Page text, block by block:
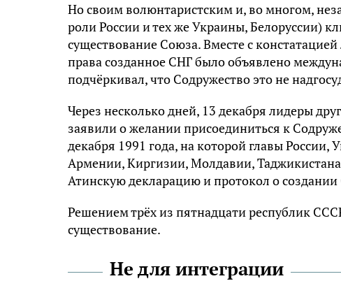
Но своим волюнтаристским и, во многом,
роли России и тех же Украины, Белоруссии)
существование Союза. Вместе с
права созданное СНГ было объявлено
подчёркивал, что Содружество это не
Через несколько дней, 13 декабря лидеры
заявили о желании присоединиться к
декабря 1991 года, на которой главы России,
Армении, Киргизии, Молдавии,
Атинскую декларацию и протокол о создании
Решением трёх из пятнадцати республик
существование.
Не для интеграции